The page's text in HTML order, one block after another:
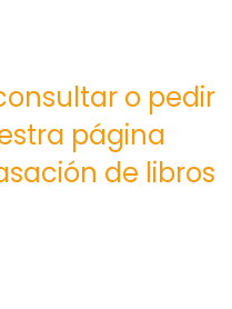
o pedir
página
de libros